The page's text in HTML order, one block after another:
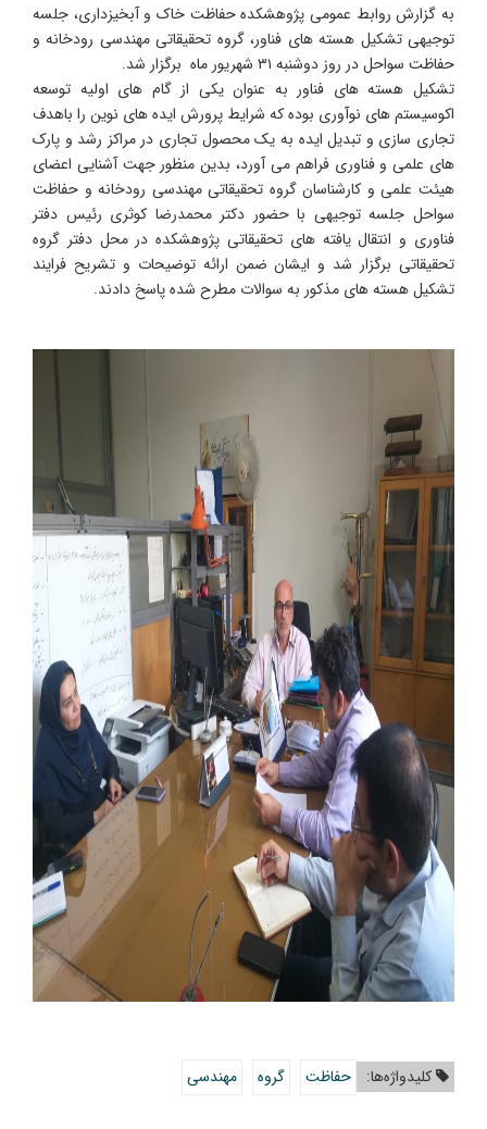
به گزارش روابط عمومی پژوهشکده حفاظت خاک و آبخیزداری، جلسه
توجیهی تشکیل هسته های فناور، گروه تحقیقاتی مهندسی رودخانه و
حفاظت سواحل در روز دوشنبه ۳۱ شهریور ماه برگزار شد.
تشکیل هسته های فناور به عنوان یکی از گام های اولیه توسعه
اکوسیستم های نوآوری بوده که شرایط پرورش ایده های نوین را باهدف
تجاری سازی و تبدیل ایده به یک محصول تجاری در مراکز رشد و پارک
های علمی و فناوری فراهم می آورد، بدین منظور جهت آشنایی اعضای
هیئت علمی و کارشناسان گروه تحقیقاتی مهندسی رودخانه و حفاظت
سواحل جلسه توجیهی با حضور دکتر محمدرضا کوثری رئیس دفتر
فناوری و انتقال یافته های تحقیقاتی پژوهشکده در محل دفتر گروه
تحقیقاتی برگزار شد و ایشان ضمن ارائه توضیحات و تشریح فرایند
تشکیل هسته های مذکور به سوالات مطرح شده پاسخ دادند.
کلیدواژه‌ها: حفاظت گروه مهندسی